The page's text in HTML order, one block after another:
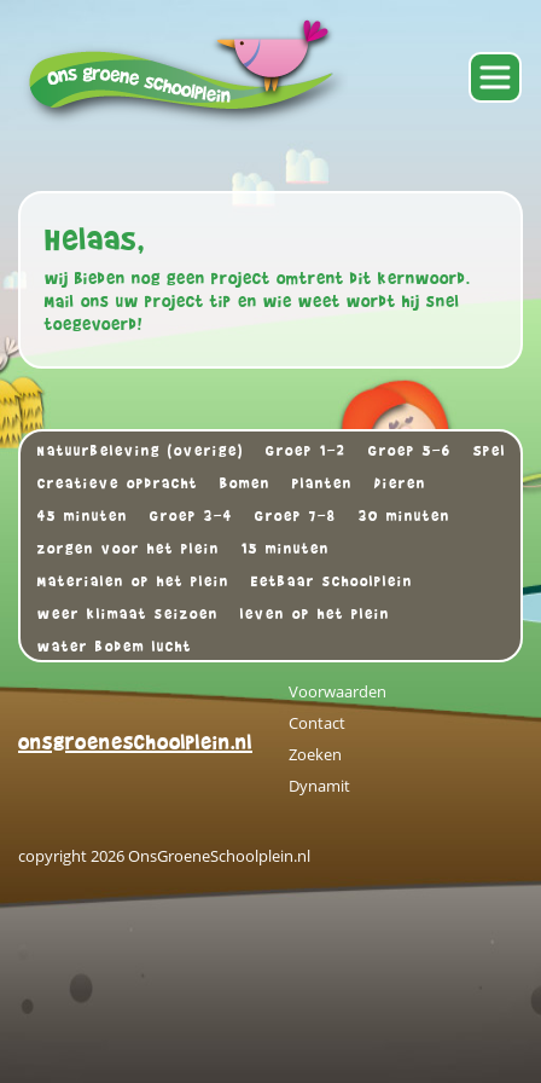
Helaas,
wij bieden nog geen project omtrent dit kernwoord.
Mail ons uw project tip en wie weet wordt hij snel
toegevoerd!
Natuurbeleving (overige) Groep 1-2 Groep 5-6
Spel
Creatieve opdracht
Bomen Planten
Dieren
45 minuten
Groep 3-4 Groep 7-8
30 minuten
zorgen voor het plein
15 minuten
Materialen op het plein
Eetbaar schoolplein
weer klimaat seizoen
leven op het plein
water bodem lucht
onsgroeneschoolplein.nl
Voorwaarden
Contact
Zoeken
Dynamit
copyright 2026 OnsGroeneSchoolplein.nl